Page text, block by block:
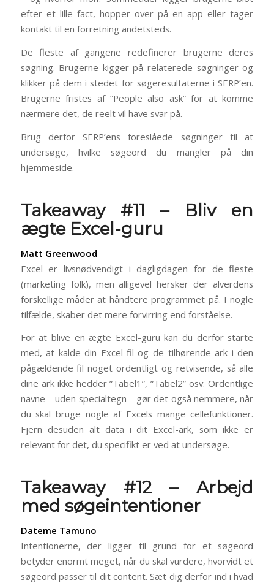
efter et lille fact, hopper over på en app eller tager
kontakt til en forretning andetsteds.
De fleste af gangene redefinerer brugerne deres
søgning. Brugerne kigger på relaterede søgninger og
klikker på dem i stedet for søgeresultaterne i SERP’en.
Brugerne fristes af ”People also ask” for at komme
nærmere det, de reelt vil have svar på.
Brug derfor SERP’ens foreslåede søgninger til at
undersøge, hvilke søgeord du mangler på din
hjemmeside.
Takeaway #11 – Bliv en
ægte Excel-guru
Matt Greenwood
Excel er livsnødvendigt i dagligdagen for de fleste
(marketing folk), men alligevel hersker der alverdens
forskellige måder at håndtere programmet på. I nogle
tilfælde, skaber det mere forvirring end forståelse.
For at blive en ægte Excel-guru kan du derfor starte
med, at kalde din Excel-fil og de tilhørende ark i den
pågældende fil noget ordentligt og retvisende, så alle
dine ark ikke hedder ”Tabel1”, ”Tabel2” osv. Ordentlige
navne – uden specialtegn – gør det også nemmere, når
du skal bruge nogle af Excels mange cellefunktioner.
Fjern desuden alt data i dit Excel-ark, som ikke er
relevant for det, du specifikt er ved at undersøge.
Takeaway #12 – Arbejd
med søgeintentioner
Dateme Tamuno
Intentionerne, der ligger til grund for et søgeord
betyder enormt meget, når du skal vurdere, hvorvidt et
søgeord passer til dit content. Sæt dig derfor ind i hvad